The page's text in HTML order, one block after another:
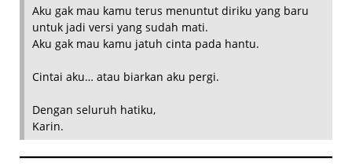
Aku gak mau kamu terus menuntut diriku yang baru
untuk jadi versi yang sudah mati.
Aku gak mau kamu jatuh cinta pada hantu.
Cintai aku… atau biarkan aku pergi.
Dengan seluruh hatiku,
Karin.